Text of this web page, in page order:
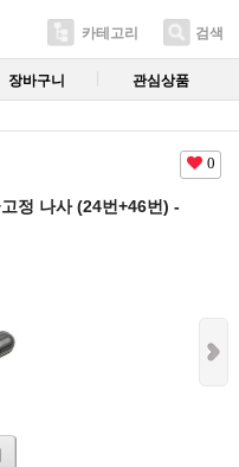
카테고리 검색
장바구니 관심상품
0
정 나사 (24번+46번) -